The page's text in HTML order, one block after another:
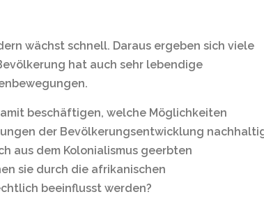
wächst schnell. Daraus ergeben sich viele
hat auch sehr lebendige
beschäftigen, welche Möglichkeiten
der Bevölkerungsentwicklung
aus dem Kolonialismus geerbten
sie durch die afrikanischen
beeinflusst werden?